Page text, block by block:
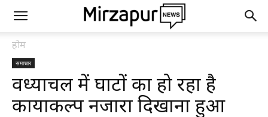
होम
समाचार
विंध्याचल में घाटों का हो रहा है
कायाकल्प नजारा दिखाना हुआ